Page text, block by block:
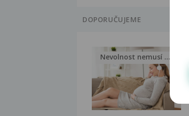
DOPORUČUJEME
Nevolnost nemusí být nutnou...